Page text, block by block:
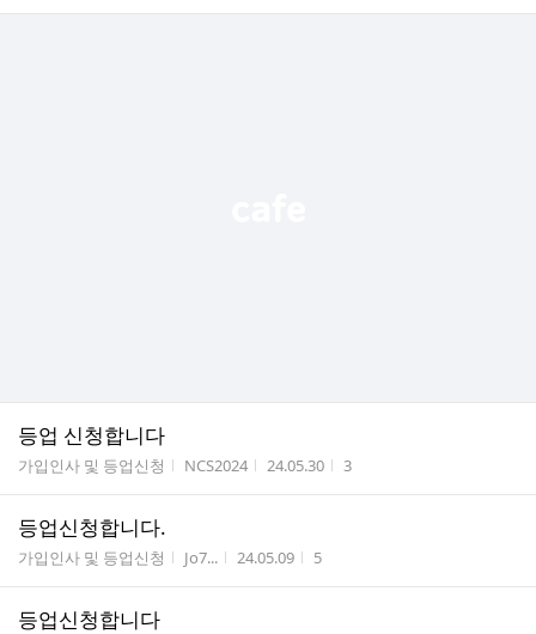
등업 신청합니다
게시판명
가입인사 및 등업신청 작성자
NCS2024 작성시간
24.05.30 조회수
3
등업신청합니다.
게시판명
가입인사 및 등업신청 작성자
Jo7... 작성시간
24.05.09 조회수
5
등업신청합니다